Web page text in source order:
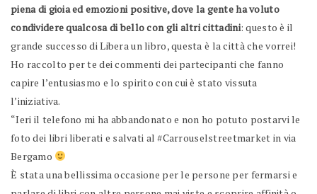
piena di gioia ed emozioni positive, dove la gente ha voluto
condividere qualcosa di bello con gli altri cittadini: questo è il
grande successo di Libera un libro, questa è la città che vorrei!
Ho raccolto per te dei commenti dei partecipanti che fanno
capire l’entusiasmo e lo spirito con cui è stato vissuta
l’iniziativa.
“Ieri il telefono mi ha abbandonato e non ho potuto postarvi le
foto dei libri liberati e salvati al #Carrouselstreetmarket in via
Bergamo
È stata una bellissima occasione per le persone per fermarsi e